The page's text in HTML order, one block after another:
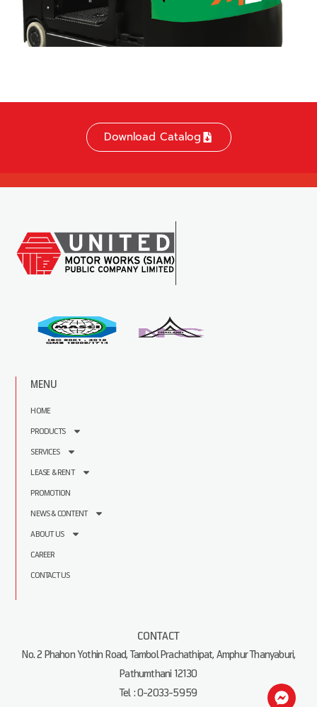
Download Catalog
MENU
HOME
PRODUCTS
SERVICES
LEASE & RENT
PROMOTION
NEWS & CONTENT
ABOUT US
CAREER
CONTACT US
CONTACT
No. 2 Phahon Yothin Road, Tambol Prachathipat, Amphur Thanyaburi,
Pathumthani 12130
Tel : 0-2033-5959